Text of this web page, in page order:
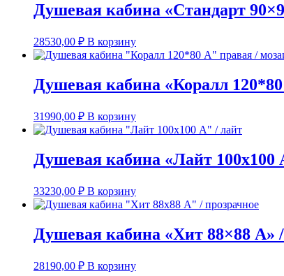
Душевая кабина «Стандарт
28530,00 ₽ В корзину
Душевая кабина «Коралл
31990,00 ₽ В корзину
Душевая кабина «Лайт 100х100
33230,00 ₽ В корзину
Душевая кабина «Хит 88×88 А»
28190,00 ₽ В корзину